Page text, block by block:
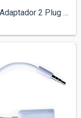
Cable Adaptador 2 Plug 3.5 St a 1 Jack 3...